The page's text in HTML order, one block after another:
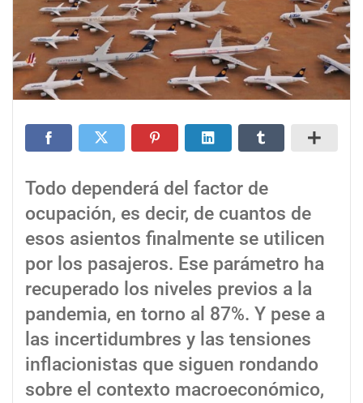
Todo dependerá del factor de
ocupación, es decir, de cuantos de
esos asientos finalmente se utilicen
por los pasajeros. Ese parámetro ha
recuperado los niveles previos a la
pandemia, en torno al 87%. Y pese a
las incertidumbres y las tensiones
inflacionistas que siguen rondando
sobre el contexto macroeconómico,